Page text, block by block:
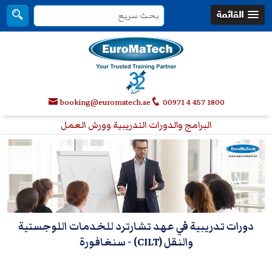
00971 4 457 1800
booking@euromatech.ae
البرامج والدورات التدريبية وورش العمل
دورات تدريبية في عهد تشارترد للخدمات اللوجستية
والنقل (CILT)
- سنغافورة